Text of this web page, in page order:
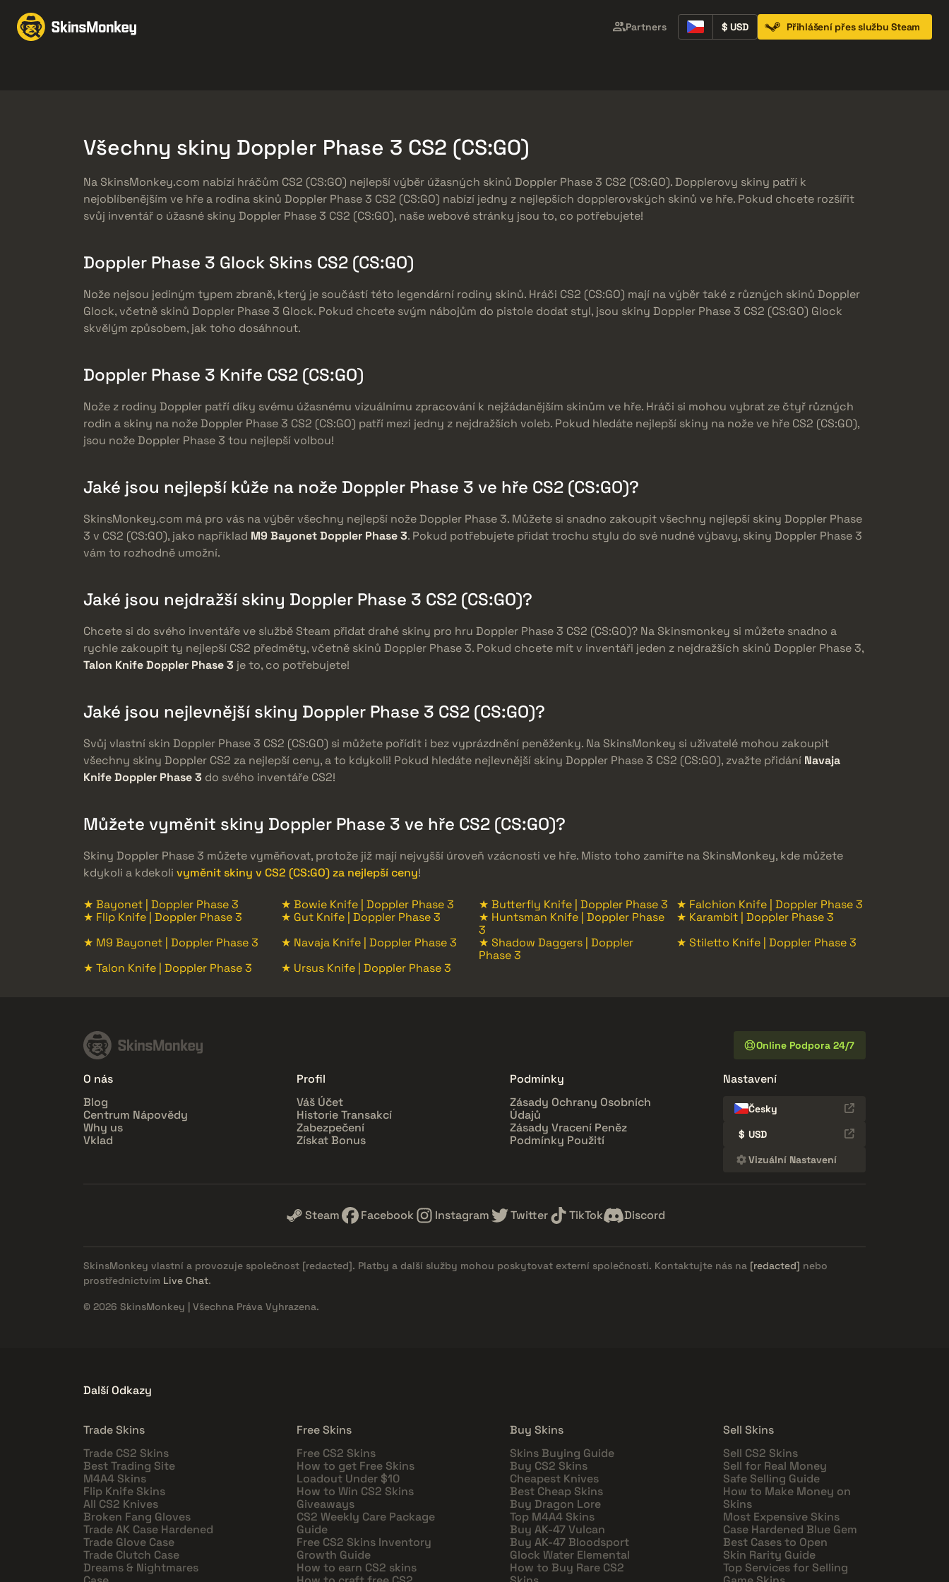
Více Partners $ USD Přihlášení přes službu Steam
Všechny skiny Doppler Phase 3 CS2 (CS:GO)
Na SkinsMonkey.com nabízí hráčům CS2 (CS:GO) nejlepší výběr úžasných skinů Doppler Phase 3 CS2 (CS:GO). Dopplerovy skiny patří k
nejoblíbenějším ve hře a rodina skinů Doppler Phase 3 CS2 (CS:GO) nabízí jedny z nejlepších dopplerovských skinů ve hře. Pokud chcete rozšířit
svůj inventář o úžasné skiny Doppler Phase 3 CS2 (CS:GO), naše webové stránky jsou to, co potřebujete!
Doppler Phase 3 Glock Skins CS2 (CS:GO)
Nože nejsou jediným typem zbraně, který je součástí této legendární rodiny skinů. Hráči CS2 (CS:GO) mají na výběr také z různých skinů Doppler
Glock, včetně skinů Doppler Phase 3 Glock. Pokud chcete svým nábojům do pistole dodat styl, jsou skiny Doppler Phase 3 CS2 (CS:GO) Glock
skvělým způsobem, jak toho dosáhnout.
Doppler Phase 3 Knife CS2 (CS:GO)
Nože z rodiny Doppler patří díky svému úžasnému vizuálnímu zpracování k nejžádanějším skinům ve hře. Hráči si mohou vybrat ze čtyř různých
rodin a skiny na nože Doppler Phase 3 CS2 (CS:GO) patří mezi jedny z nejdražších voleb. Pokud hledáte nejlepší skiny na nože ve hře CS2 (CS:GO),
jsou nože Doppler Phase 3 tou nejlepší volbou!
Jaké jsou nejlepší kůže na nože Doppler Phase 3 ve hře CS2 (CS:GO)?
SkinsMonkey.com má pro vás na výběr všechny nejlepší nože Doppler Phase 3. Můžete si snadno zakoupit všechny nejlepší skiny Doppler Phase
3 v CS2 (CS:GO), jako například M9 Bayonet Doppler Phase 3. Pokud potřebujete přidat trochu stylu do své nudné výbavy, skiny Doppler Phase 3
vám to rozhodně umožní.
Jaké jsou nejdražší skiny Doppler Phase 3 CS2 (CS:GO)?
Chcete si do svého inventáře ve službě Steam přidat drahé skiny pro hru Doppler Phase 3 CS2 (CS:GO)? Na Skinsmonkey si můžete snadno a
rychle zakoupit ty nejlepší CS2 předměty, včetně skinů Doppler Phase 3. Pokud chcete mít v inventáři jeden z nejdražších skinů Doppler Phase 3,
Talon Knife Doppler Phase 3 je to, co potřebujete!
Jaké jsou nejlevnější skiny Doppler Phase 3 CS2 (CS:GO)?
Svůj vlastní skin Doppler Phase 3 CS2 (CS:GO) si můžete pořídit i bez vyprázdnění peněženky. Na SkinsMonkey si uživatelé mohou zakoupit
všechny skiny Doppler CS2 za nejlepší ceny, a to kdykoli! Pokud hledáte nejlevnější skiny Doppler Phase 3 CS2 (CS:GO), zvažte přidání Navaja
Knife Doppler Phase 3 do svého inventáře CS2!
Můžete vyměnit skiny Doppler Phase 3 ve hře CS2 (CS:GO)?
Skiny Doppler Phase 3 můžete vyměňovat, protože již mají nejvyšší úroveň vzácnosti ve hře. Místo toho zamiřte na SkinsMonkey, kde můžete
kdykoli a kdekoli vyměnit skiny v CS2 (CS:GO) za nejlepší ceny!
★ Bayonet | Doppler Phase 3 ★ Bowie Knife | Doppler Phase 3 ★ Butterfly Knife | Doppler Phase 3
★ Falchion Knife | Doppler Phase 3
★ Flip Knife | Doppler Phase 3
★ Gut Knife | Doppler Phase 3
★ Huntsman Knife | Doppler Phase
3
★ Karambit | Doppler Phase 3
★ M9 Bayonet | Doppler Phase 3
★ Navaja Knife | Doppler Phase 3
★ Shadow Daggers | Doppler
Phase 3
★ Stiletto Knife | Doppler Phase 3
★ Talon Knife | Doppler Phase 3
★ Ursus Knife | Doppler Phase 3
Online Podpora 24/7
O nás
Blog
Centrum Nápovědy
Why us
Vklad
Profil
Váš Účet
Historie Transakcí
Zabezpečení
Získat Bonus
Podmínky
Zásady Ochrany Osobních
Údajů
Zásady Vracení Peněz
Podmínky Použití
Nastavení
Česky
$ USD
Vizuální Nastavení
Steam Facebook Instagram Twitter TikTok Discord
SkinsMonkey vlastní a provozuje společnost [redacted]. Platby a další služby mohou poskytovat externí společnosti. Kontaktujte nás na [redacted] nebo
prostřednictvím Live Chat.
© 2026 SkinsMonkey | Všechna Práva Vyhrazena.
Další Odkazy
Trade Skins
Trade CS2 Skins
Best Trading Site
M4A4 Skins
Flip Knife Skins
All CS2 Knives
Broken Fang Gloves
Trade AK Case Hardened
Trade Glove Case
Trade Clutch Case
Dreams & Nightmares
Free Skins
Free CS2 Skins
How to get Free Skins
Loadout Under $10
How to Win CS2 Skins
Giveaways
CS2 Weekly Care Package
Guide
Free CS2 Skins Inventory
Growth Guide
How to earn CS2 skins
Buy Skins
Skins Buying Guide
Buy CS2 Skins
Cheapest Knives
Best Cheap Skins
Buy Dragon Lore
Top M4A4 Skins
Buy AK-47 Vulcan
Buy AK-47 Bloodsport
Glock Water Elemental
How to Buy Rare CS2
Sell Skins
Sell CS2 Skins
Sell for Real Money
Safe Selling Guide
How to Make Money on
Skins
Most Expensive Skins
Case Hardened Blue Gem
Best Cases to Open
Skin Rarity Guide
Top Services for Selling